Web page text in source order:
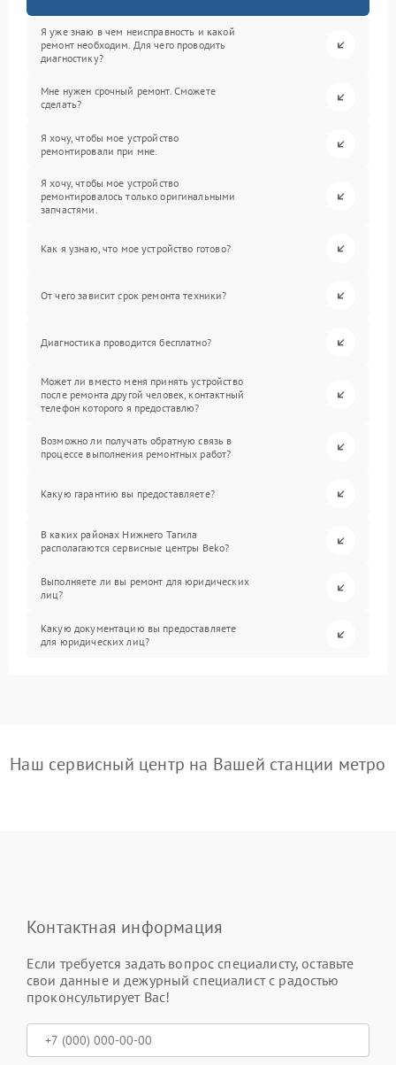
Я уже знаю в чем неисправность и какой
ремонт необходим. Для чего проводить
диагностику?
Мне нужен срочный ремонт. Сможете
сделать?
Я хочу, чтобы мое устройство
ремонтировали при мне.
Я хочу, чтобы мое устройство
ремонтировалось только оригинальными
запчастями.
Как я узнаю, что мое устройство готово?
От чего зависит срок ремонта техники?
Диагностика проводится бесплатно?
Может ли вместо меня принять устройство
после ремонта другой человек, контактный
телефон которого я предоставлю?
Возможно ли получать обратную связь в
процессе выполнения ремонтных работ?
Какую гарантию вы предоставляете?
В каких районах Нижнего Тагила
располагаются сервисные центры Beko?
Выполняете ли вы ремонт для юридических
лиц?
Какую документацию вы предоставляете
для юридических лиц?
Наш сервисный центр на Вашей станции метро
Контактная информация
Если требуется задать вопрос специалисту, оставьте
свои данные и дежурный специалист с радостью
проконсультирует Вас!